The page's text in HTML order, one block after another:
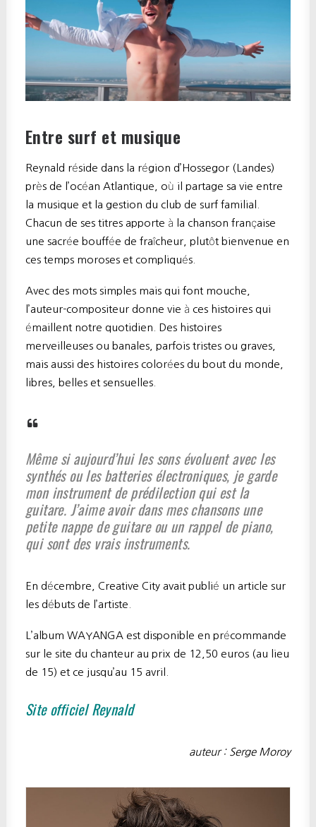
Entre surf et musique
Reynald réside dans la région d’Hossegor (Landes)
près de l’océan Atlantique, où il partage sa vie entre
la musique et la gestion du club de surf familial.
Chacun de ses titres apporte à la chanson française
une sacrée bouffée de fraîcheur, plutôt bienvenue en
ces temps moroses et compliqués.
Avec des mots simples mais qui font mouche,
l’auteur-compositeur donne vie à ces histoires qui
émaillent notre quotidien. Des histoires
merveilleuses ou banales, parfois tristes ou graves,
mais aussi des histoires colorées du bout du monde,
libres, belles et sensuelles.
Même si aujourd’hui les sons évoluent avec les
synthés ou les batteries électroniques, je garde
mon instrument de prédilection qui est la
guitare. J’aime avoir dans mes chansons une
petite nappe de guitare ou un rappel de piano,
qui sont des vrais instruments.
En décembre, Creative City avait publié un article sur
les débuts de l’artiste.
L’album WAYANGA est disponible en précommande
sur le site du chanteur au prix de 12,50 euros (au lieu
de 15) et ce jusqu’au 15 avril.
Site officiel Reynald
auteur : Serge Moroy